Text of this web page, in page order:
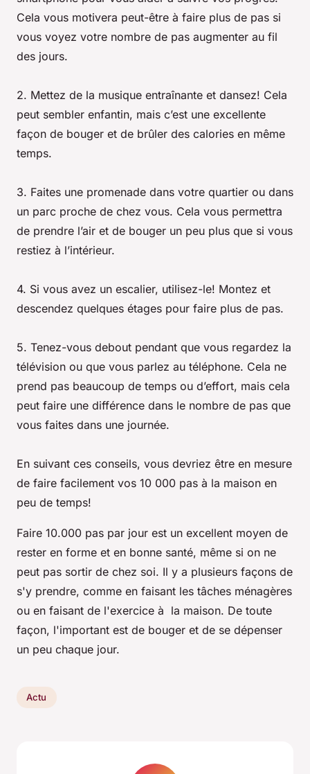
Cela vous motivera peut-être à faire plus de pas si
vous voyez votre nombre de pas augmenter au fil
des jours.
2. Mettez de la musique entraînante et dansez! Cela
peut sembler enfantin, mais c’est une excellente
façon de bouger et de brûler des calories en même
temps.
3. Faites une promenade dans votre quartier ou dans
un parc proche de chez vous. Cela vous permettra
de prendre l’air et de bouger un peu plus que si vous
restiez à l’intérieur.
4. Si vous avez un escalier, utilisez-le! Montez et
descendez quelques étages pour faire plus de pas.
5. Tenez-vous debout pendant que vous regardez la
télévision ou que vous parlez au téléphone. Cela ne
prend pas beaucoup de temps ou d’effort, mais cela
peut faire une différence dans le nombre de pas que
vous faites dans une journée.
En suivant ces conseils, vous devriez être en mesure
de faire facilement vos 10 000 pas à la maison en
peu de temps!
Faire 10.000 pas par jour est un excellent moyen de
rester en forme et en bonne santé, même si on ne
peut pas sortir de chez soi. Il y a plusieurs façons de
s'y prendre, comme en faisant les tâches ménagères
ou en faisant de l'exercice à la maison. De toute
façon, l'important est de bouger et de se dépenser
un peu chaque jour.
Actu